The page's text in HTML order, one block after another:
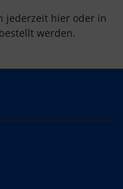
jederzeit hier oder in
werden.